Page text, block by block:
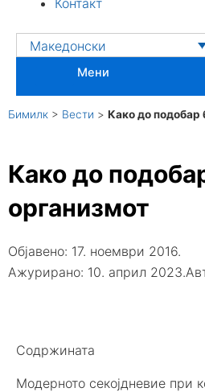
Контакт
Македонски
Мени
Бимилк > Вести > Како до подобар
Како до
организмот
Објавено: 17. ноември 2016.
Ажурирано: 10. април 2023.
Содржината
Модерното секојдневие при